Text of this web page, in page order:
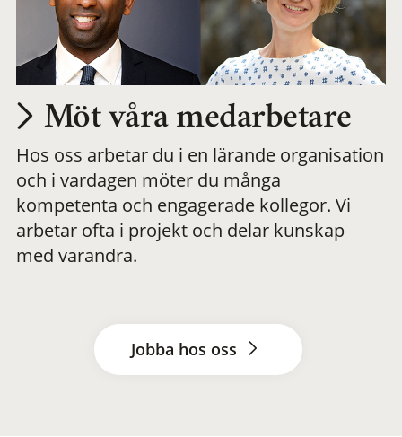
Möt våra medarbetare
Hos oss arbetar du i en lärande organisation
och i vardagen möter du många
kompetenta och engagerade kollegor. Vi
arbetar ofta i projekt och delar kunskap
med varandra.
Jobba hos oss